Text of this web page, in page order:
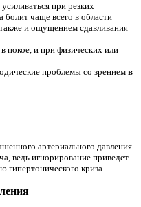
при резких
болит чаще всего в области
и ощущением сдавливания
покое, и при физических или
проблемы со зрением в
артериального давления
ведь игнорирование приведет
гипертонического криза.